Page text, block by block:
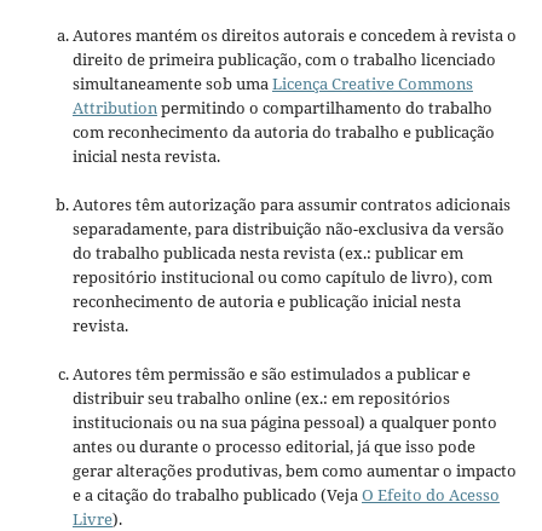
Autores mantém os direitos autorais e concedem à revista o
direito de primeira publicação, com o trabalho licenciado
simultaneamente sob umaLicença Creative Commons
Attributionpermitindo o compartilhamento do trabalho
com reconhecimento da autoria do trabalho e publicação
inicial nesta revista.
Autores têm autorização para assumir contratos adicionais
separadamente, para distribuição não-exclusiva da versão
do trabalho publicada nesta revista (ex.: publicar em
repositório institucional ou como capítulo de livro), com
reconhecimento de autoria e publicação inicial nesta
revista.
Autores têm permissão e são estimulados a publicar e
distribuir seu trabalho online (ex.: em repositórios
institucionais ou na sua página pessoal) a qualquer ponto
antes ou durante o processo editorial, já que isso pode
gerar alterações produtivas, bem como aumentar o impacto
e a citação do trabalho publicado (VejaO Efeito do Acesso
Livre).